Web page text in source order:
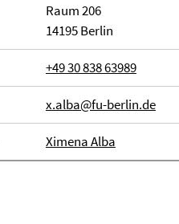
Raum 206
14195 Berlin
+49 30 838 63989
x.alba@fu-berlin.de
Ximena Alba